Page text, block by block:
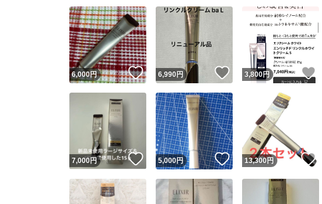
Yahoo!フリマが定めた一
安心取引出品者
安心取引出品者
取引実績
取引実績◯+
他フリマ実績◯+
スピード&安心発送
※このバッジは実績に基づく
商品画像の 無断
コピーは1商品に
6,000円 いいね！
6,990円 いいね！
3,800円
7,000円 いいね！
5,000円 いいね！
13,300円